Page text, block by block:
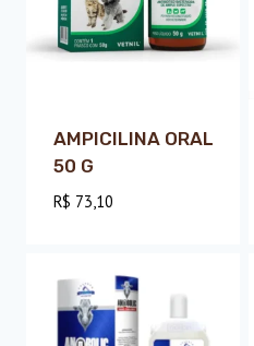
AMPICILINA ORAL
50 G
R$ 73,10